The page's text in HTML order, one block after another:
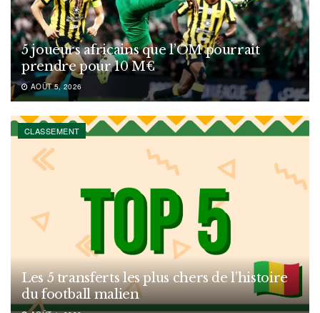
5 joueurs africains que l’OM pourrait
prendre pour 10 M€
AOÛT 5, 2026
CLASSEMENT
Les 5 transferts les plus chers de l’histoire
du football malien